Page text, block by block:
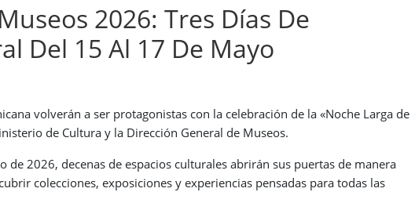
2026: Tres Días De
Del 15 Al 17 De Mayo
volverán a ser protagonistas con la celebración de la «Noche Larga de
de Cultura y la Dirección General de Museos.
de 2026, decenas de espacios culturales abrirán sus puertas de manera
colecciones, exposiciones y experiencias pensadas para todas las